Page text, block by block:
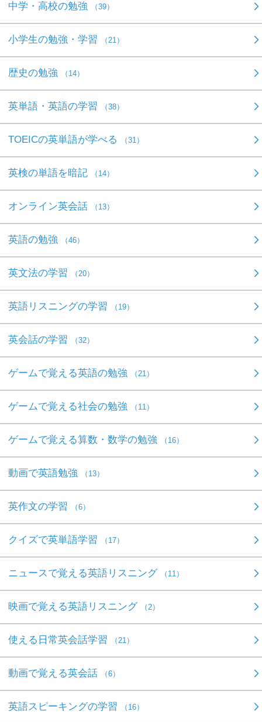
中学・高校の勉強 （39）
小学生の勉強・学習 （21）
歴史の勉強 （14）
英単語・英語の学習 （38）
TOEICの英単語が学べる （31）
英検の単語を暗記 （14）
オンライン英会話 （13）
英語の勉強 （46）
英文法の学習 （20）
英語リスニングの学習 （19）
英会話の学習 （32）
ゲームで覚える英語の勉強 （21）
ゲームで覚える社会の勉強 （11）
ゲームで覚える算数・数学の勉強 （16）
動画で英語勉強 （13）
英作文の学習 （6）
クイズで英単語学習 （17）
ニュースで覚える英語リスニング （11）
映画で覚える英語リスニング （2）
使える日常英会話学習 （21）
動画で覚える英会話 （6）
英語スピーキングの学習 （16）